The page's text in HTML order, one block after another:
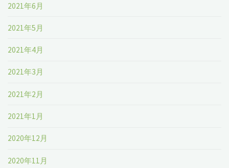
2021年6月
2021年5月
2021年4月
2021年3月
2021年2月
2021年1月
2020年12月
2020年11月